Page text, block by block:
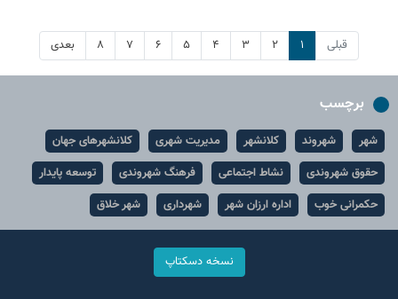
قبلی ۱ ۲ ۳ ۴ ۵ ۶ ۷ ۸ بعدی
برچسب
شهر شهروند کلانشهر مدیریت شهری
کلانشهرهای جهان
حقوق شهروندی
نشاط اجتماعی فرهنگ شهروندی
توسعه پایدار
حکمرانی خوب
اداره ارزان شهر شهرداری شهر خلاق
نسخه دسکتاپ